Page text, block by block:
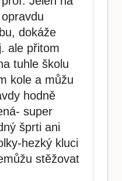
dokáže
ale přitom
tuhle školu
kole a můžu
hodně
super
šprti ani
hezký kluci
stěžovat